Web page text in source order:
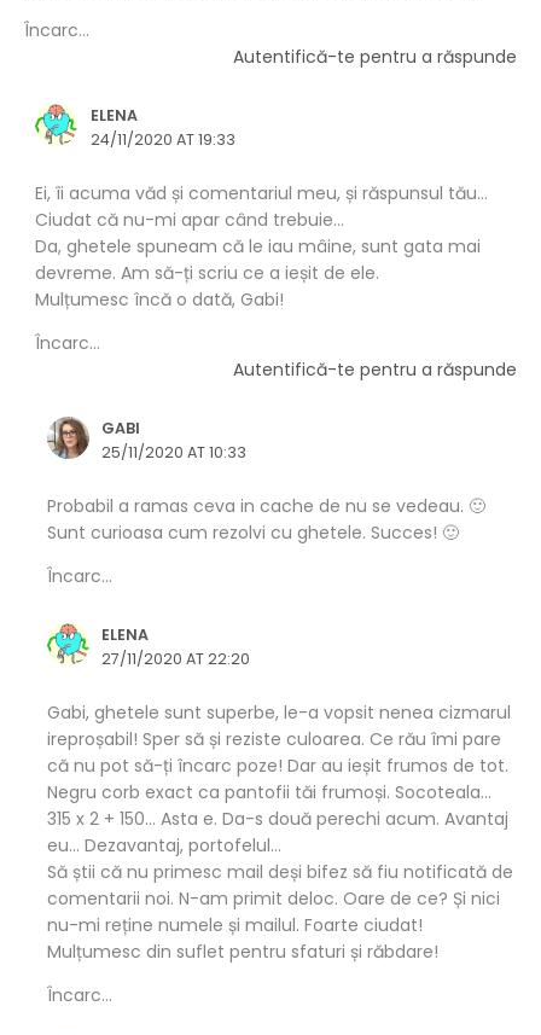
Încarc...
Autentifică-te pentru a răspunde
ELENA
24/11/2020 AT 19:33
Ei, îi acuma văd și comentariul meu, și răspunsul tău…
Ciudat că nu-mi apar când trebuie…
Da, ghetele spuneam că le iau mâine, sunt gata mai
devreme. Am să-ți scriu ce a ieșit de ele.
Mulțumesc încă o dată, Gabi!
Încarc...
Autentifică-te pentru a răspunde
GABI
25/11/2020 AT 10:33
Probabil a ramas ceva in cache de nu se vedeau. 🙂
Sunt curioasa cum rezolvi cu ghetele. Succes! 🙂
Încarc...
ELENA
27/11/2020 AT 22:20
Gabi, ghetele sunt superbe, le-a vopsit nenea cizmarul
ireproșabil! Sper să și reziste culoarea. Ce rău îmi pare
că nu pot să-ți încarc poze! Dar au ieșit frumos de tot.
Negru corb exact ca pantofii tăi frumoși. Socoteala…
315 x 2 + 150… Asta e. Da-s două perechi acum. Avantaj
eu… Dezavantaj, portofelul…
Să știi că nu primesc mail deși bifez să fiu notificată de
comentarii noi. N-am primit deloc. Oare de ce? Și nici
nu-mi reține numele și mailul. Foarte ciudat!
Mulțumesc din suflet pentru sfaturi și răbdare!
Încarc...